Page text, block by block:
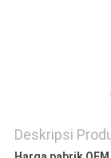
Deskripsi